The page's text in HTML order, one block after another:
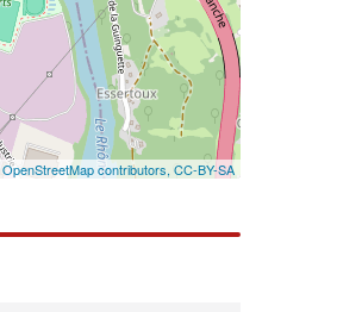
OpenStreetMap contributors, CC-BY-SA